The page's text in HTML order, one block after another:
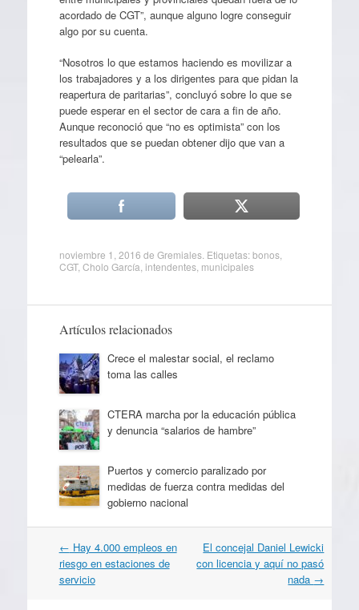
acordado de CGT”, aunque alguno logre conseguir
algo por su cuenta.
“Nosotros lo que estamos haciendo es movilizar a
los trabajadores y a los dirigentes para que pidan la
reapertura de paritarias”, concluyó sobre lo que se
puede esperar en el sector de cara a fin de año.
Aunque reconoció que “no es optimista” con los
resultados que se puedan obtener dijo que van a
“pelearla”.
noviembre 1, 2016 de Gremiales. Etiquetas:bonos,
CGT, Cholo García intendentes, municipales
Artículos relacionados
Crece el malestar social, el reclamo
toma las calles
CTERA marcha por la educación pública
y denuncia “salarios de hambre”
Puertos y comercio paralizado por
medidas de fuerza contra medidas del
gobierno nacional
Navegación
por
artículos
← Hay 4.000 empleos en
riesgo en estaciones de
servicio
El concejal Daniel Lewicki
con licencia y aquí no pasó
nada →